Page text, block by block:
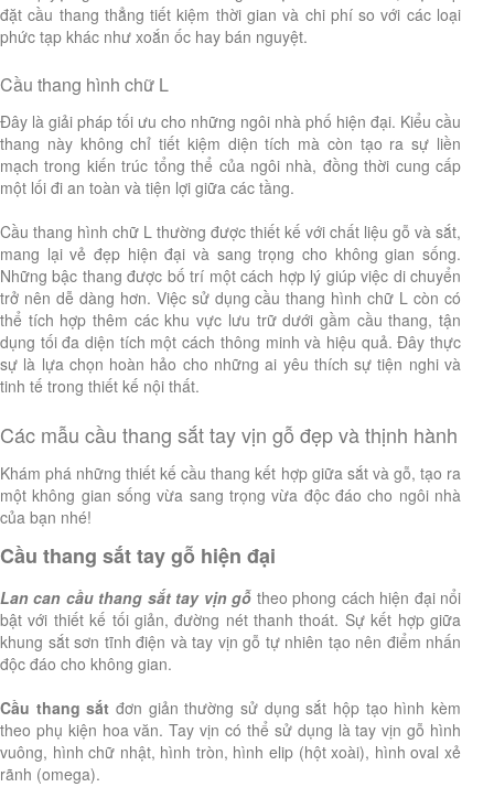
đặt cầu thang thẳng tiết kiệm thời gian và chi phí so với các loại
phức tạp khác như xoắn ốc hay bán nguyệt.
Cầu thang hình chữ L
Đây là giải pháp tối ưu cho những ngôi nhà phố hiện đại. Kiểu cầu
thang này không chỉ tiết kiệm diện tích mà còn tạo ra sự liền
mạch trong kiến trúc tổng thể của ngôi nhà, đồng thời cung cấp
một lối đi an toàn và tiện lợi giữa các tầng.
Cầu thang hình chữ L thường được thiết kế với chất liệu gỗ và sắt,
mang lại vẻ đẹp hiện đại và sang trọng cho không gian sống.
Những bậc thang được bố trí một cách hợp lý giúp việc di chuyển
trở nên dễ dàng hơn. Việc sử dụng cầu thang hình chữ L còn có
thể tích hợp thêm các khu vực lưu trữ dưới gầm cầu thang, tận
dụng tối đa diện tích một cách thông minh và hiệu quả. Đây thực
sự là lựa chọn hoàn hảo cho những ai yêu thích sự tiện nghi và
tinh tế trong thiết kế nội thất.
Các mẫu cầu thang sắt tay vịn gỗ đẹp và thịnh hành
Khám phá những thiết kế cầu thang kết hợp giữa sắt và gỗ, tạo ra
một không gian sống vừa sang trọng vừa độc đáo cho ngôi nhà
của bạn nhé!
Cầu thang sắt tay gỗ hiện đại
Lan can cầu thang sắt tay vịn gỗ theo phong cách hiện đại nổi
bật với thiết kế tối giản, đường nét thanh thoát. Sự kết hợp giữa
khung sắt sơn tĩnh điện và tay vịn gỗ tự nhiên tạo nên điểm nhấn
độc đáo cho không gian.
Cầu thang sắt đơn giản thường sử dụng sắt hộp tạo hình kèm
theo phụ kiện hoa văn. Tay vịn có thể sử dụng là tay vịn gỗ hình
vuông, hình chữ nhật, hình tròn, hình elip (hột xoài), hình oval xẻ
rãnh (omega).